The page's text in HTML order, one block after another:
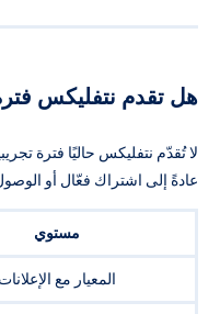
هل تقدم نتفليكس
لا تُقدّم نتفليكس حاليًا فترة
عادةً إلى اشتراك فعّال أو
مستوي
المعيار مع الإعلانات